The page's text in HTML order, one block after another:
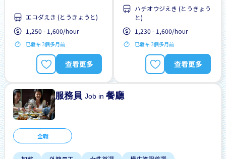
有機會被錄取全職工作
每週2-3天
エコダえき (とうきょうと)
1,250 - 1,600/hour
已發布 3個多月前
查看更多
晉陞
有機會被錄取全職工作
每週2-3天
ハチオウジえき (とうきょう
と)
1,230 - 1,600/hour
已發布 3個多月前
查看更多
服務員Job in餐廳
全職